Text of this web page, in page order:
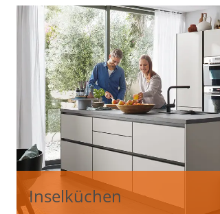
Inselküchen